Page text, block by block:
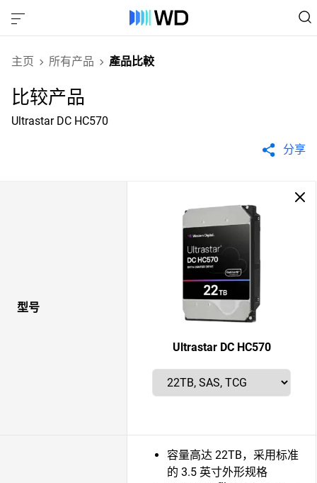
主页 所有产品 產品比較
比较产品
Ultrastar DC HC570
分享
型号
Ultrastar DC HC570
容量高达 22TB，采用标准
的 3.5 英寸外形规格